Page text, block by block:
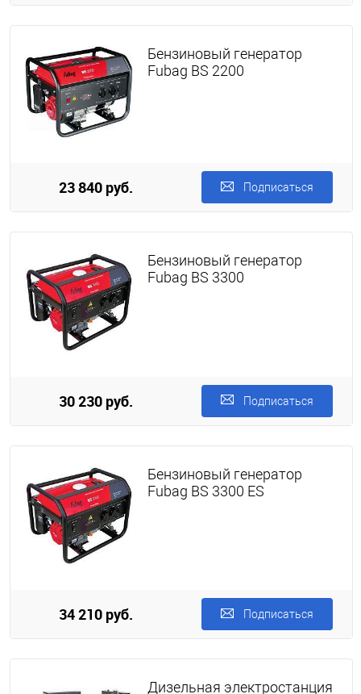
Бензиновый генератор
Fubag BS 2200
23 840 руб. Подписаться
Бензиновый генератор
Fubag BS 3300
30 230 руб. Подписаться
Бензиновый генератор
Fubag BS 3300 ES
34 210 руб. Подписаться
Дизельная электростанция